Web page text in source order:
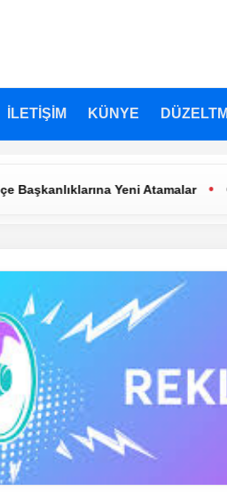
İLETİŞİM KÜNYE
Yeni Atamalar • Gıda